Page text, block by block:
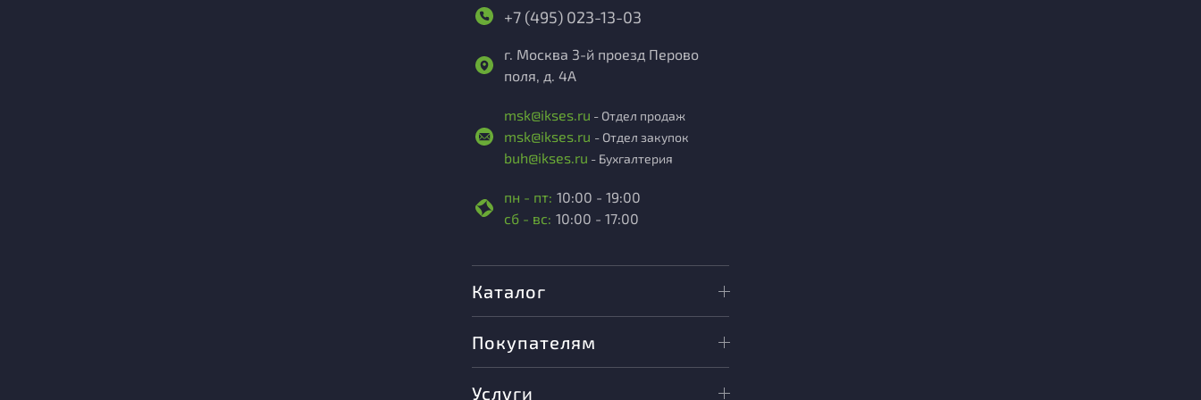
+7 (495) 023-13-03
г. Москва 3-й проезд Перово
поля, д. 4А
msk@ikses.ru - Отдел продаж
msk@ikses.ru - Отдел закупок
buh@ikses.ru - Бухгалтерия
пн - пт: 10:00 - 19:00
сб - вс: 10:00 - 17:00
Каталог
Покупателям
Услуги